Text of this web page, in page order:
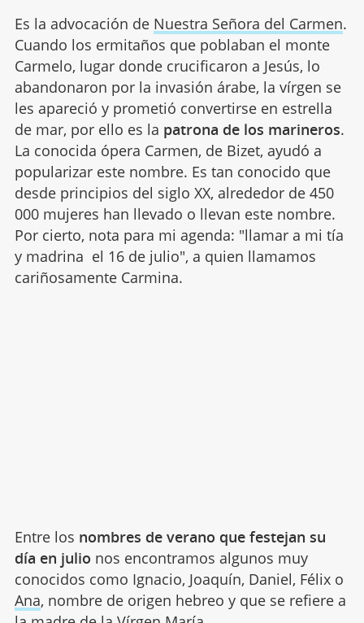
Es la advocación de Nuestra Señora del Carmen.
Cuando los ermitaños que poblaban el monte
Carmelo, lugar donde crucificaron a Jesús, lo
abandonaron por la invasión árabe, la vírgen se
les apareció y prometió convertirse en estrella
de mar, por ello es la patrona de los marineros.
La conocida ópera Carmen, de Bizet, ayudó a
popularizar este nombre. Es tan conocido que
desde principios del siglo XX, alrededor de 450
000 mujeres han llevado o llevan este nombre.
Por cierto, nota para mi agenda: "llamar a mi tía
y madrina el 16 de julio", a quien llamamos
cariñosamente Carmina.
Entre los nombres de verano que festejan su
día en julio nos encontramos algunos muy
conocidos como Ignacio, Joaquín, Daniel, Félix o
Ana, nombre de origen hebreo y que se refiere a